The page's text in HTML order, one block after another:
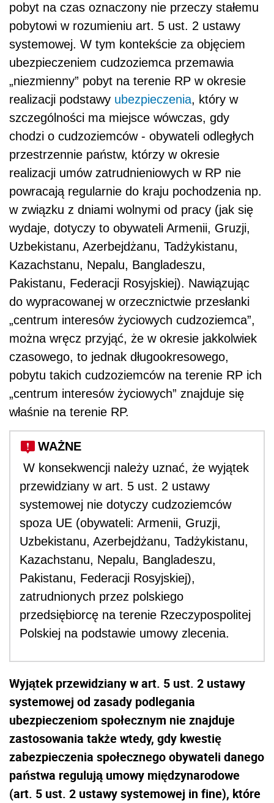
pobyt na czas oznaczony nie przeczy stałemu
pobytowi w rozumieniu art. 5 ust. 2 ustawy
systemowej. W tym kontekście za objęciem
ubezpieczeniem cudzoziemca przemawia
„niezmienny” pobyt na terenie RP w okresie
realizacji podstawy ubezpieczenia, który w
szczególności ma miejsce wówczas, gdy
chodzi o cudzoziemców - obywateli odległych
przestrzennie państw, którzy w okresie
realizacji umów zatrudnieniowych w RP nie
powracają regularnie do kraju pochodzenia np.
w związku z dniami wolnymi od pracy (jak się
wydaje, dotyczy to obywateli Armenii, Gruzji,
Uzbekistanu, Azerbejdżanu, Tadżykistanu,
Kazachstanu, Nepalu, Bangladeszu,
Pakistanu, Federacji Rosyjskiej). Nawiązując
do wypracowanej w orzecznictwie przesłanki
„centrum interesów życiowych cudzoziemca”,
można wręcz przyjąć, że w okresie jakkolwiek
czasowego, to jednak długookresowego,
pobytu takich cudzoziemców na terenie RP ich
„centrum interesów życiowych” znajduje się
właśnie na terenie RP.
WAŻNE
W konsekwencji należy uznać, że wyjątek
przewidziany w art. 5 ust. 2 ustawy
systemowej nie dotyczy cudzoziemców
spoza UE (obywateli: Armenii, Gruzji,
Uzbekistanu, Azerbejdżanu, Tadżykistanu,
Kazachstanu, Nepalu, Bangladeszu,
Pakistanu, Federacji Rosyjskiej),
zatrudnionych przez polskiego
przedsiębiorcę na terenie Rzeczypospolitej
Polskiej na podstawie umowy zlecenia.
Wyjątek przewidziany w art. 5 ust. 2 ustawy
systemowej od zasady podlegania
ubezpieczeniom społecznym nie znajduje
zastosowania także wtedy, gdy kwestię
zabezpieczenia społecznego obywateli danego
państwa regulują umowy międzynarodowe
(art. 5 ust. 2 ustawy systemowej in fine), które